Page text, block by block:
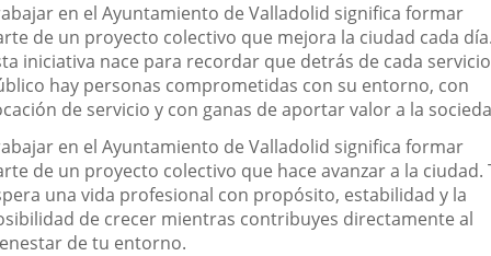
en el Ayuntamiento de Valladolid significa formar
de un proyecto colectivo que mejora la ciudad cada
iniciativa nace para recordar que detrás de cada servicio
hay personas comprometidas con su entorno, con
de servicio y con ganas de aportar valor a la
en el Ayuntamiento de Valladolid significa formar
de un proyecto colectivo que hace avanzar a la ciudad.
una vida profesional con propósito, estabilidad y la
de crecer mientras contribuyes directamente al
de tu entorno.